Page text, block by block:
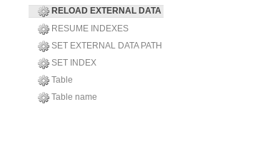
RELOAD EXTERNAL DATA
RESUME INDEXES
SET EXTERNAL DATA PATH
SET INDEX
Table
Table name